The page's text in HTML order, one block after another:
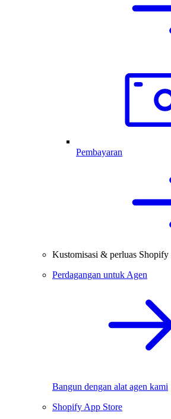
Pembayaran
Kustomisasi & perluas Shopify
Perdagangan untuk Agen
Bangun dengan alat agen kami
Shopify App Store